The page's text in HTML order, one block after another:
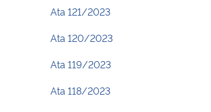
Ata 121/2023
Ata 120/2023
Ata 119/2023
Ata 118/2023